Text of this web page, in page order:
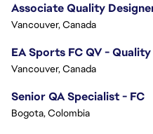
Associate Quality
Vancouver, Canada
EA Sports FC QV -
Vancouver, Canada
Senior QA Specialist - FC
Bogota, Colombia